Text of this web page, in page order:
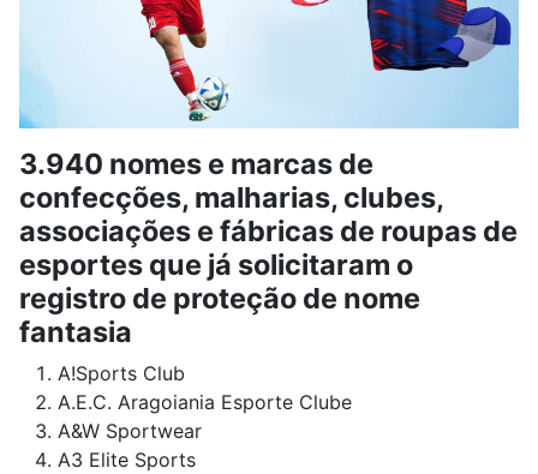
3.940 nomes e marcas de
confecções, malharias, clubes,
associações e fábricas de roupas de
esportes que já solicitaram o
registro de proteção de nome
fantasia
A!Sports Club
A.E.C. Aragoiania Esporte Clube
A&W Sportwear
A3 Elite Sports